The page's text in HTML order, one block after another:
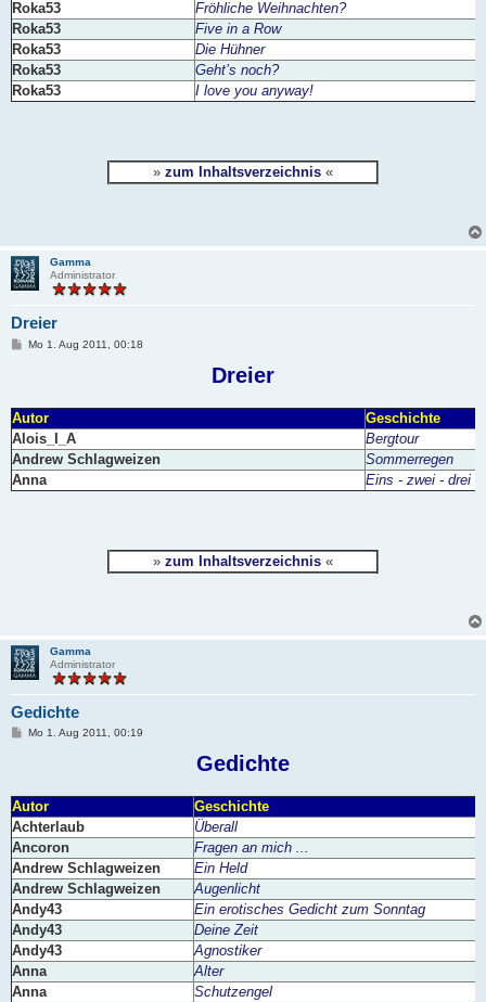
Roka53
Fröhliche Weihnachten?
Roka53
Five in a Row
Roka53
Die Hühner
Roka53
Geht’s noch?
Roka53
I love you anyway!
» zum Inhaltsverzeichnis «
Gamma
Administrator
Dreier
B
a
g
Mo 1. Aug 2011, 00:18
Dreier
Autor
Geschichte
Alois_I_A
Bergtour
Andrew Schlagweizen
Sommerregen
Anna
Eins - zwei - drei
» zum Inhaltsverzeichnis «
Gamma
Administrator
Gedichte
B
a
g
Mo 1. Aug 2011, 00:19
Gedichte
Autor
Geschichte
Achterlaub
Überall
Ancoron
Fragen an mich ...
Andrew Schlagweizen
Ein Held
Andrew Schlagweizen
Augenlicht
Andy43
Ein erotisches Gedicht zum Sonntag
Andy43
Deine Zeit
Andy43
Agnostiker
Anna
Alter
Anna
Schutzengel